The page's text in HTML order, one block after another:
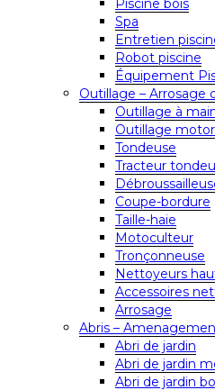
Piscine bois
Spa
Entretien
Robot piscine
Équipement
Outillage – Arrosage
Outillage à
Outillage
Tondeuse
Tracteur
Coupe-bordure
Taille-haie
Motoculteur
Tronçonneuse
Nettoyeurs
Accessoires
Arrosage
Abris –
Abri de jardin
Abri de jardin
Abri de jardin